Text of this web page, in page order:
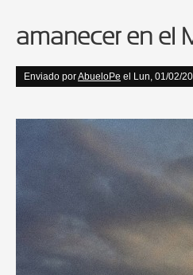
amanecer en el
Enviado porAbueloPe el Lun, 01/02/